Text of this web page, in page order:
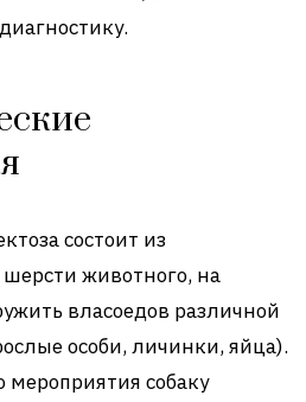
состоит из
шерсти животного, на
власоедов различной
особи, личинки, яйца).
мероприятия собаку